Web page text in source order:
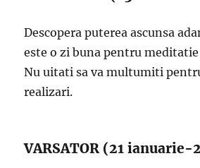
Descopera puterea ascunsa
este o zi buna pentru
Nu uitati sa va multumiti
realizari.
VARSATOR (21